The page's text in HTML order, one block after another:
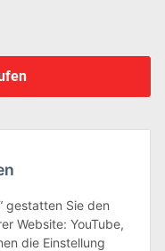
gestatten Sie den
Website: YouTube,
die Einstellung